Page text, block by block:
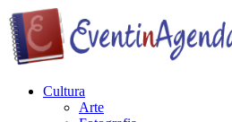
Cultura
Arte